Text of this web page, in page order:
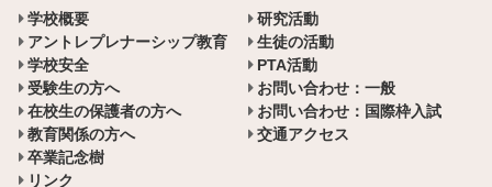
学校概要
アントレプレナーシップ教育
学校安全
研究活動
生徒の活動
PTA活動
受験生の方へ
在校生の保護者の方へ
教育関係の方へ
お問い合わせ：一般
お問い合わせ：国際枠入試
交通アクセス
卒業記念樹
リンク